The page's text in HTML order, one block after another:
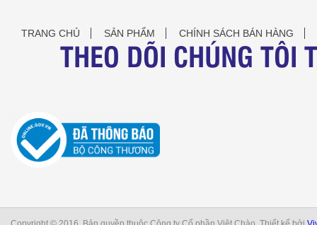
TRANG CHỦ SẢN PHẨM CHÍNH SÁCH BÁN HÀNG
THEO DÕI CHÚNG TÔI